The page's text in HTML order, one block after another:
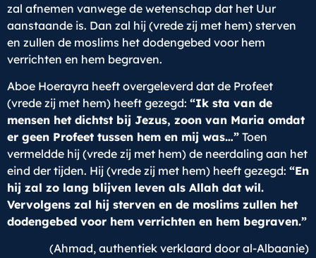
zal afnemen vanwege de wetenschap dat het Uur
aanstaande is. Dan zal hij (vrede zij met hem) sterven
en zullen de moslims het dodengebed voor hem
verrichten en hem begraven.
Aboe Hoerayra heeft overgeleverd dat de Profeet
(vrede zij met hem) heeft gezegd: “Ik sta van de
mensen het dichtst bij Jezus, zoon van Maria omdat
er geen Profeet tussen hem en mij was…” Toen
vermeldde hij (vrede zij met hem) de neerdaling aan het
eind der tijden. Hij (vrede zij met hem) heeft gezegd: “En
hij zal zo lang blijven leven als Allah dat wil.
Vervolgens zal hij sterven en de moslims zullen het
dodengebed voor hem verrichten en hem begraven.”
(Ahmad, authentiek verklaard door al-Albaanie)